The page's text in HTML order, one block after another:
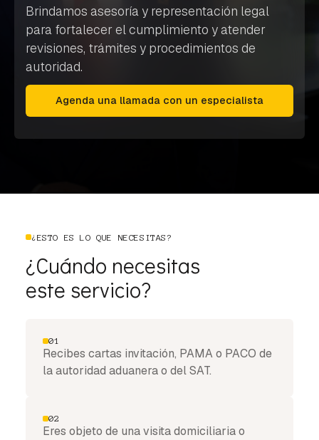
Brindamos asesoría y representación legal
para fortalecer el cumplimiento y atender
revisiones, trámites y procedimientos de
autoridad.
Agenda una llamada con un especialista
¿ESTO ES LO QUE NECESITAS?
¿Cuándo necesitas
este servicio?
01
Recibes cartas invitación, PAMA o PACO de
la autoridad aduanera o del SAT.
02
Eres objeto de una visita domiciliaria o